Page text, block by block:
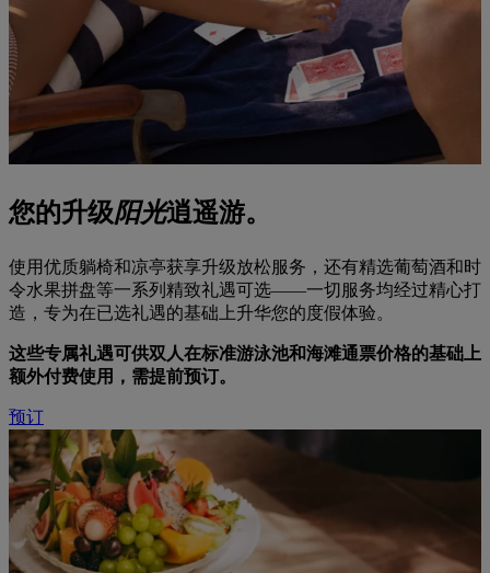
您的升级阳光逍遥游。
使用优质躺椅和凉亭获享升级放松服务，还有精选葡萄酒和时
令水果拼盘等一系列精致礼遇可选——一切服务均经过精心打
造，专为在已选礼遇的基础上升华您的度假体验。
这些专属礼遇可供双人在标准游泳池和海滩通票价格的基础上
额外付费使用，需提前预订。
预订